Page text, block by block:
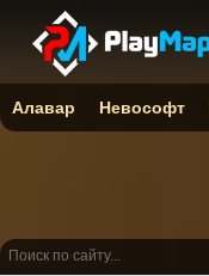
Алавар Невософт